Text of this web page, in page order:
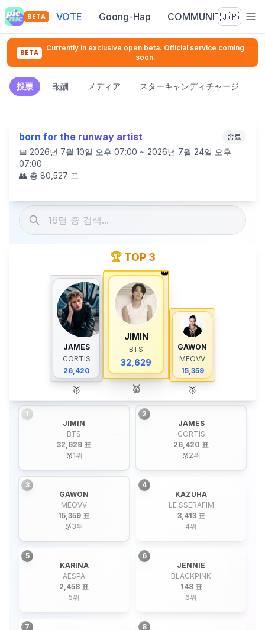
BETA VOTE Goong-Hap COMMUNITY🇯🇵
BETA
Currently in exclusive open beta. Official service coming
soon.
投票 報酬 メディア スターキャンディチャージ
born for the runway artist 종료
📅 2026년 7월 10일 오후 07:00 ~ 2026년 7월 24일 오후
07:00
👥 총 80,527 표
🏆 TOP 3
JAMES
CORTIS
26,420
🥈
👑
JIMIN
BTS
32,629
🥇
GAWON
MEOVV
15,359
🥉
1
JIMIN
BTS
32,629 표
🥇1위
2
JAMES
CORTIS
26,420 표
🥈2위
3
GAWON
MEOVV
15,359 표
🥉3위
4
KAZUHA
LE SSERAFIM
3,413 표
4위
5
KARINA
AESPA
2,458 표
5위
6
JENNIE
BLACKPINK
148 표
6위
7
8